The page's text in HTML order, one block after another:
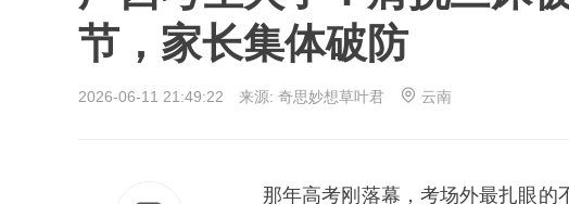
节，家长集体破防
2026-06-11 21:49:22 来源: 奇思妙想草叶君 云南
那年高考刚落幕，考场外最扎眼的